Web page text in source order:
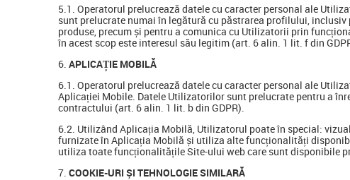
5.1. Operatorul prelucrează datele cu caracter personal ale
sunt prelucrate numai în legătură cu păstrarea profilului,
produse, precum și pentru a comunica cu Utilizatorii prin
în acest scop este interesul său legitim (art. 6 alin. 1 lit. f din
APLICAȚIE MOBILĂ
6.1. Operatorul prelucrează datele cu caracter personal ale
Aplicației Mobile. Datele Utilizatorilor sunt prelucrate pentru a
contractului (art. 6 alin. 1 lit. b din GDPR).
6.2. Utilizând Aplicația Mobilă, Utilizatorul poate în special:
furnizate în Aplicația Mobilă și utiliza alte funcționalități
utiliza toate funcționalitățile Site-ului web care sunt disponibile
COOKIE-URI ȘI TEHNOLOGIE SIMILARĂ